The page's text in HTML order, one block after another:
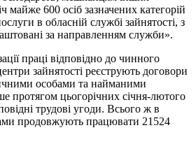
майже 600 осіб зазначених категорій
в обласній службі зайнятості, з
за направленням служби».
праці відповідно до чинного
зайнятості реєструють договори
особами та найманими
протягом цьогорічних січня-лютого
трудові угоди. Всього ж в
продовжують працювати 21524